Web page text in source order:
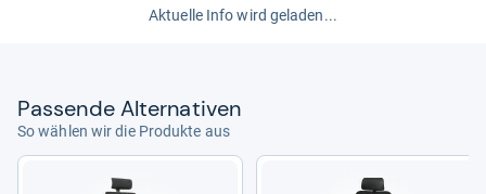
Bewegungsmechanik den guten Eindruck. Vermutlich ist
miteinander verbunden, sodass sich Ihr Körper beim
Aktuelle Info wird geladen...
Pas­sende Alter­na­ti­ven
So wählen wir die Produkte aus